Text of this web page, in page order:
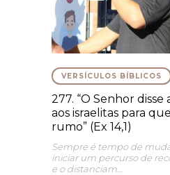
VERSÍCULOS BÍBLICOS
277. “O Senhor disse
aos israelitas para
rumo” (Ex 14,1)
Sempre é tempo de
iniciar um percurso de
e o distanciam…